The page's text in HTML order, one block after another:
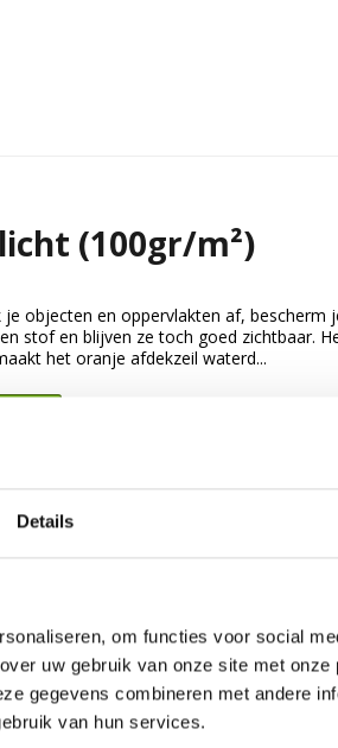
Details
om functies voor social
uw gebruik van onze site met
gegevens combineren met andere
van hun services.
(100gr/m²)
objecten en oppervlakten af, bescherm
stof en blijven ze toch goed zichtbaar.
het oranje afdekzeil waterd...